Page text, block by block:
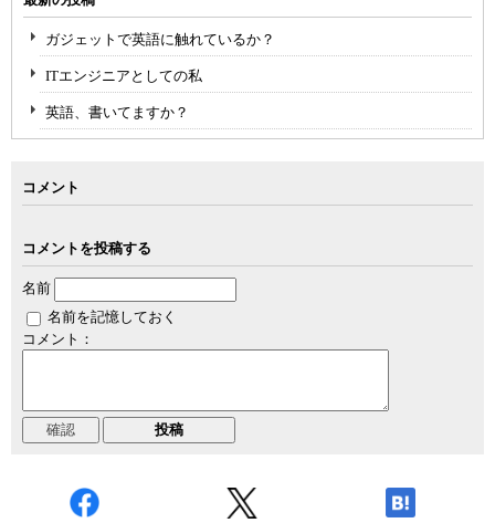
ガジェットで英語に触れているか？
ITエンジニアとしての私
英語、書いてますか？
コメント
コメントを投稿する
名前
名前を記憶しておく
コメント：